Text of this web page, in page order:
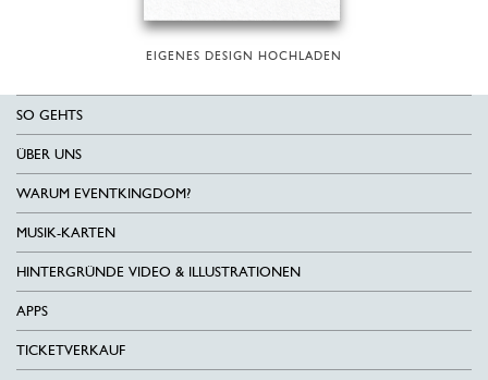
EIGENES DESIGN HOCHLADEN
SO GEHTS
ÜBER UNS
WARUM EVENTKINGDOM?
MUSIK-KARTEN
HINTERGRÜNDE VIDEO & ILLUSTRATIONEN
APPS
TICKETVERKAUF